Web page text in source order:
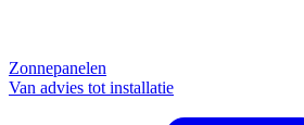
Zonnepanelen
Van advies tot installatie